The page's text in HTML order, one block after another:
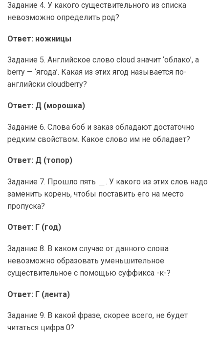
Задание 4. У какого существительного из списка
невозможно определить род?
Ответ: ножницы
Задание 5. Английское слово cloud значит ‘облако’, a
berry — ‘ягода’. Какая из этих ягод называется по-
английски cloudberry?
Ответ: Д (морошка)
Задание 6. Слова боб и заказ обладают достаточно
редким свойством. Какое слово им не обладает?
Ответ: Д (топор)
Задание 7. Прошло пять ＿. У какого из этих слов надо
заменить корень, чтобы поставить его на место
пропуска?
Ответ: Г (год)
Задание 8. В каком случае от данного слова
невозможно образовать уменьшительное
существительное с помощью суффикса -к-?
Ответ: Г (лента)
Задание 9. В какой фразе, скорее всего, не будет
читаться цифра 0?